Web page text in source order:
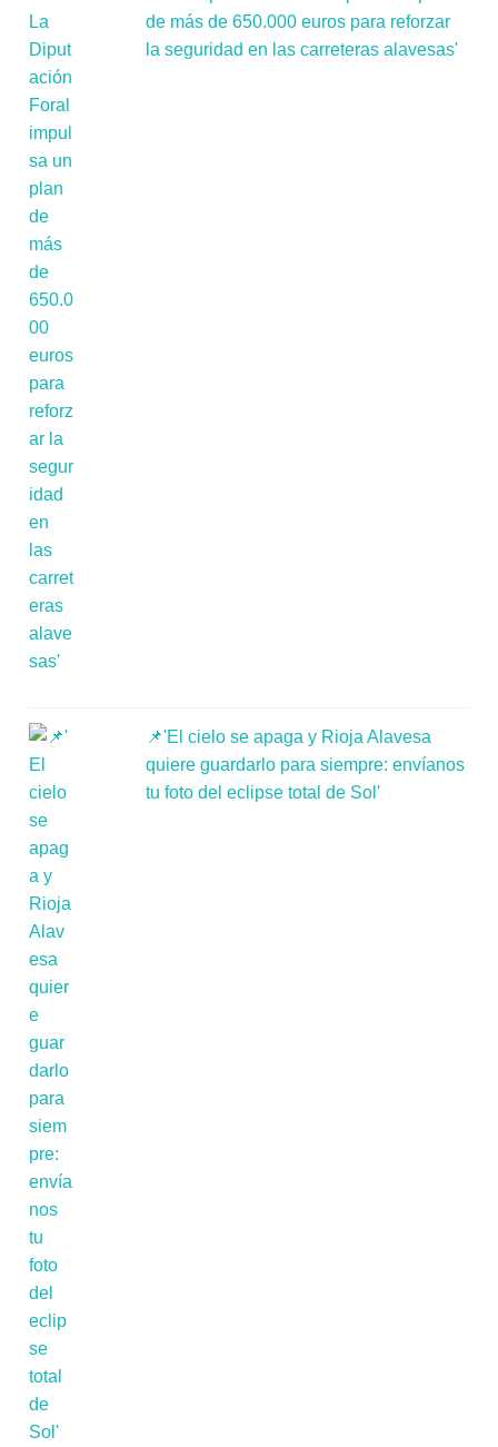
de más de 650.000 euros para reforzar
la seguridad en las carreteras alavesas'
📌'El cielo se apaga y Rioja Alavesa
quiere guardarlo para siempre: envíanos
tu foto del eclipse total de Sol'